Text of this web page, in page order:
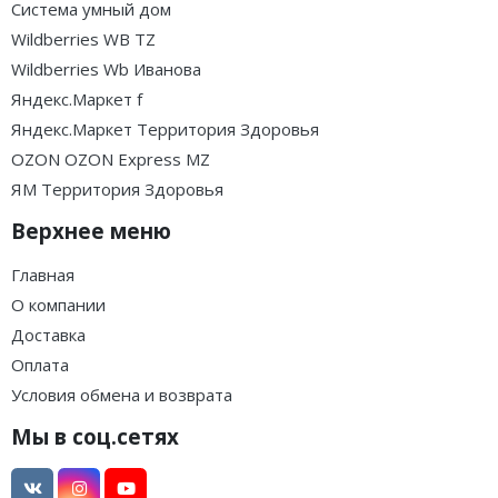
Система умный дом
Wildberries WB TZ
Wildberries Wb Иванова
Яндекс.Маркет f
Яндекс.Маркет Территория Здоровья
OZON OZON Express MZ
ЯМ Территория Здоровья
Верхнее меню
Главная
О компании
Доставка
Оплата
Условия обмена и возврата
Мы в соц.сетях